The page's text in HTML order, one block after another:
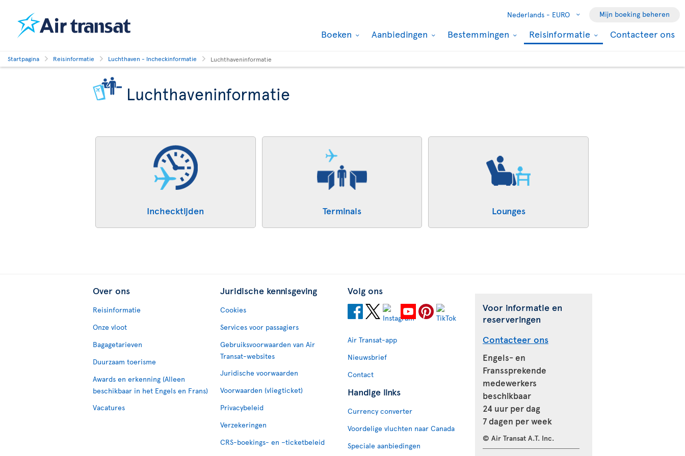
Nederlands - EURO Mijn boeking beheren
Boeken Aanbiedingen Bestemmingen Reisinformatie Contacteer ons
Startpagina Reisinformatie Luchthaven - Incheckinformatie Luchthaveninformatie
Luchthaveninformatie
Inchecktijden Terminals Lounges
Over ons
Reisinformatie
Onze vloot
Bagagetarieven
Duurzaam toerisme
Awards en erkenning (Alleen
beschikbaar in het Engels en Frans)
Vacatures
Juridische kennisgeving
Cookies
Services voor passagiers
Gebruiksvoorwaarden van Air
Transat-websites
Juridische voorwaarden
Voorwaarden (vliegticket)
Privacybeleid
Verzekeringen
CRS-boekings- en –ticketbeleid
Volg ons
Air Transat-app
Nieuwsbrief
Contact
Handige links
Currency converter
Voordelige vluchten naar Canada
Speciale aanbiedingen
Voor informatie en
reserveringen
Contacteer ons
Engels- en
Franssprekende
medewerkers
beschikbaar
24 uur per dag
7 dagen per week
© Air Transat A.T. Inc.